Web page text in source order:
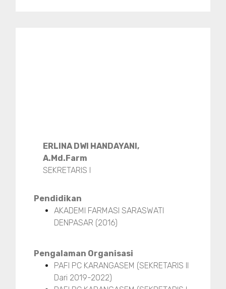
ERLINA DWI HANDAYANI,
A.Md.Farm
SEKRETARIS I
Pendidikan
AKADEMI FARMASI SARASWATI
DENPASAR (2016)
Pengalaman Organisasi
PAFI PC KARANGASEM (SEKRETARIS II
Dari 2019-2022)